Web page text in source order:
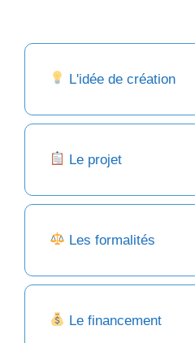
L'idée de création
Le projet
Les formalités
Le financement